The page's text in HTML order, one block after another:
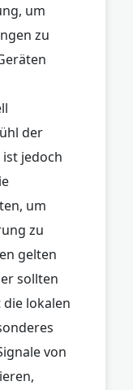
um
zu
der
jedoch
um
zu
gelten
sollten
lokalen
von